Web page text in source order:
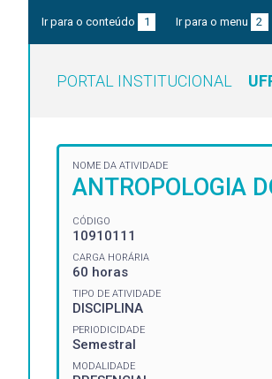
Ir para o conteúdo 1 Ir para o menu 2
PORTAL INSTITUCIONAL
NOME DA ATIVIDADE
ANTROPOLOGIA
CÓDIGO
10910111
CARGA HORÁRIA
60 horas
TIPO DE ATIVIDADE
DISCIPLINA
PERIODICIDADE
Semestral
MODALIDADE